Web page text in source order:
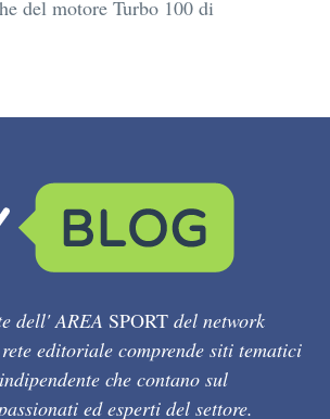
del motore Turbo 100 di
dell' AREA SPORT del network
editoriale comprende siti tematici
che contano sul
ed esperti del settore.